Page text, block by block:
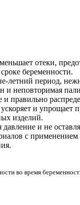
отеки,
беременности.
период,
неповторимая
правильно
и
изделий.
и не
с
во время